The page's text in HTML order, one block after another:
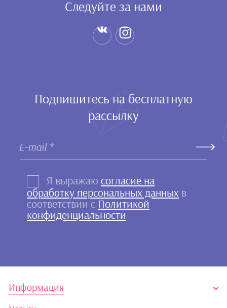
Следуйте за нами
Подпишитесь на бесплатную
рассылку
Я выражаю согласие на
обработку персональных данных в
соответствии с Политикой
конфиденциальности
Информация